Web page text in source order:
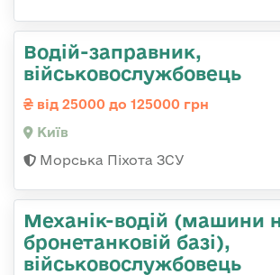
Водій-заправник,
військовослужбовець
від 25000 до 125000 грн
Київ
Морська Піхота ЗСУ
Механік-водій (машини
бронетанковій базі),
військовослужбовець